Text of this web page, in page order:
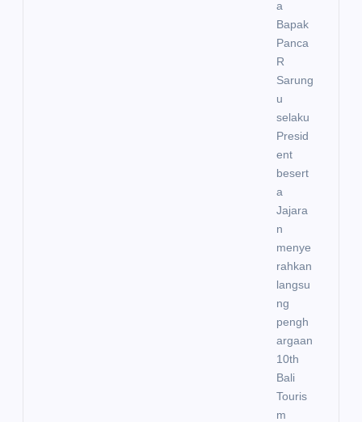
a
Bapak
Panca
R
Sarung
u
selaku
Presid
ent
besert
a
Jajara
n
menye
rahkan
langsu
ng
pengh
argaan
10th
Bali
Touris
m